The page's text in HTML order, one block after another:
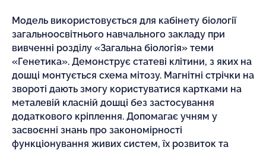
Модель використовується для кабінету біології
загальноосвітнього навчального закладу при
вивченні розділу «Загальна біологія» теми
«Генетика». Демонструє статеві клітини, з яких на
дошці монтується схема мітозу. Магнітні стрічки на
звороті дають змогу користуватися картками на
металевій класній дошці без застосування
додаткового кріплення. Допомагає учням у
засвоєнні знань про закономірності
функціонування живих систем, їх розвиток та